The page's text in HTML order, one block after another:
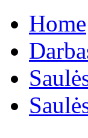
Home